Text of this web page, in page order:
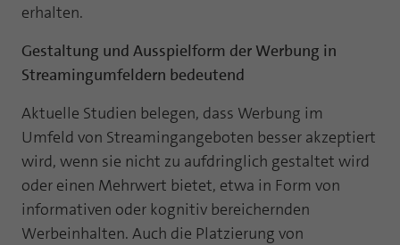
erhalten.
Gestaltung und Ausspielform der Werbung in
Streamingumfeldern bedeutend
Aktuelle Studien belegen, dass Werbung im
Umfeld von Streamingangeboten besser akzeptiert
wird, wenn sie nicht zu aufdringlich gestaltet wird
oder einen Mehrwert bietet, etwa in Form von
informativen oder kognitiv bereichernden
Werbeinhalten. Auch die Platzierung von